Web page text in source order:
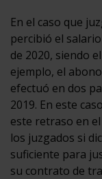
En el caso que
percibió el
de 2020, siendo
ejemplo, el
efectuó en dos
2019. En este
este retraso en
los juzgados si
suficiente para
su contrato de